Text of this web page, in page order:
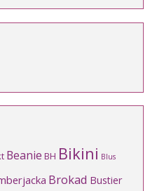
Beanie BH Bikini Blus
Brokad Bustier